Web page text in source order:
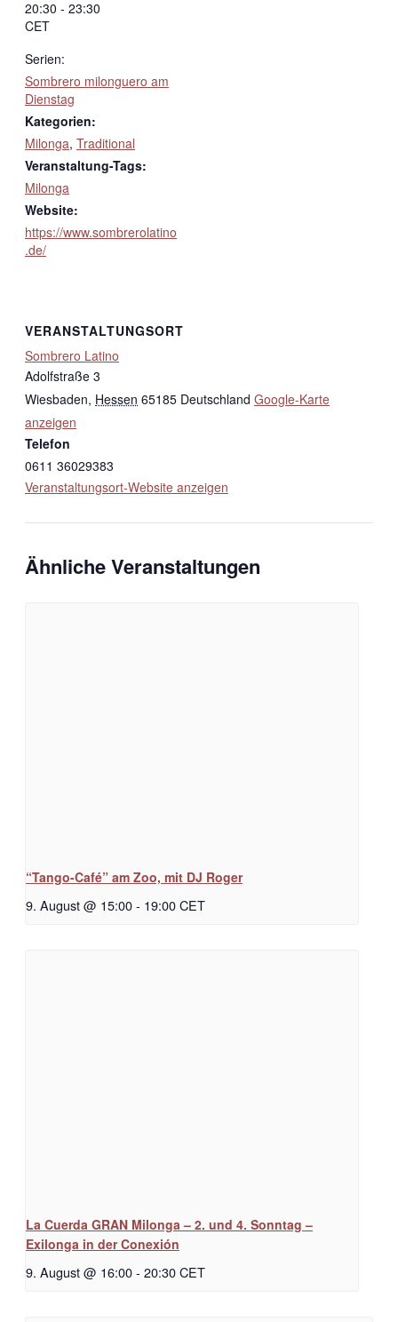
20:30 - 23:30
CET
Serien:
Sombrero milonguero am
Dienstag
Kategorien:
Milonga, Traditional
Veranstaltung-Tags:
Milonga
Website:
https://www.sombrerolatino
.de/
VERANSTALTUNGSORT
Sombrero Latino
Adolfstraße 3
Wiesbaden, Hessen 65185 Deutschland Google-Karte
anzeigen
Telefon
0611 36029383
Veranstaltungsort-Website anzeigen
Ähnliche Veranstaltungen
“Tango-Café” am Zoo, mit DJ Roger
9. August @ 15:00- 19:00CET
La Cuerda GRAN Milonga – 2. und 4. Sonntag –
Exilonga in der Conexión
9. August @ 16:00- 20:30CET